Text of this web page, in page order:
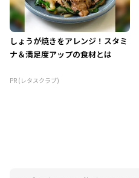
しょうが焼きをアレンジ！スタミ
ナ＆満足度アップの食材とは
PR (レタスクラブ)